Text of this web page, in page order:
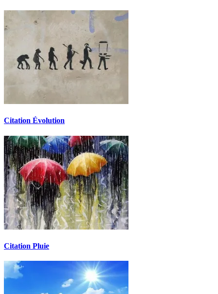
Citation Évolution
Citation Pluie